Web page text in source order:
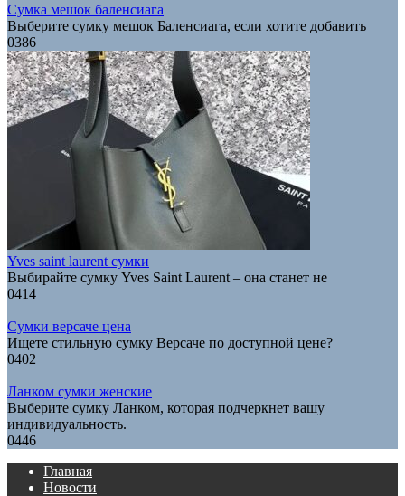
Сумка мешок баленсиага
Выберите сумку мешок Баленсиага, если хотите добавить
0386
Yves saint laurent сумки
Выбирайте сумку Yves Saint Laurent – она станет не
0414
Сумки версаче цена
Ищете стильную сумку Версаче по доступной цене?
0402
Ланком сумки женские
Выберите сумку Ланком, которая подчеркнет вашу
индивидуальность.
0446
Главная
Новости